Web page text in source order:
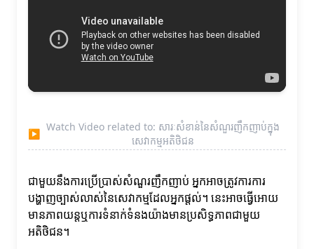
▶
Watch Video related to: សារៈសំខាន់នៃសំណួរញឹកញាប់ក្នុង
សេវាកម្មអតិថិជន
ជាមួយនឹងការប្រើប្រាស់សំណួរញឹកញាប់ អ្នកអាចត្រូវការការ
បង្ហាញច្បាស់លាស់នៃសេវាកម្មដែលអ្នកផ្តល់។ នេះអាចធ្វើអោយ
មានភាពយន្តឬការទំនាក់ទំនងយ៉ាងមានប្រសិទ្ធភាពជាមួយ
អតិថិជន។